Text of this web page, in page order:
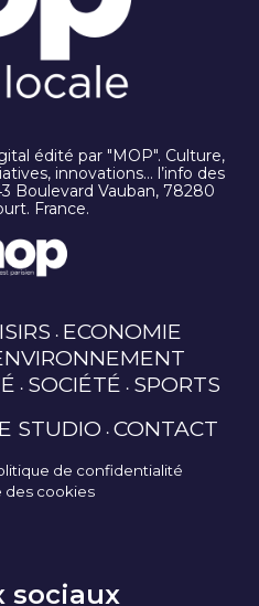
édité par "MOP". Culture,
innovations… l’info des
Boulevard Vauban, 78280
France.
ECONOMIE
SOCIÉTÉ SPORTS
STUDIO CONTACT
de confidentialité
des cookies
sociaux